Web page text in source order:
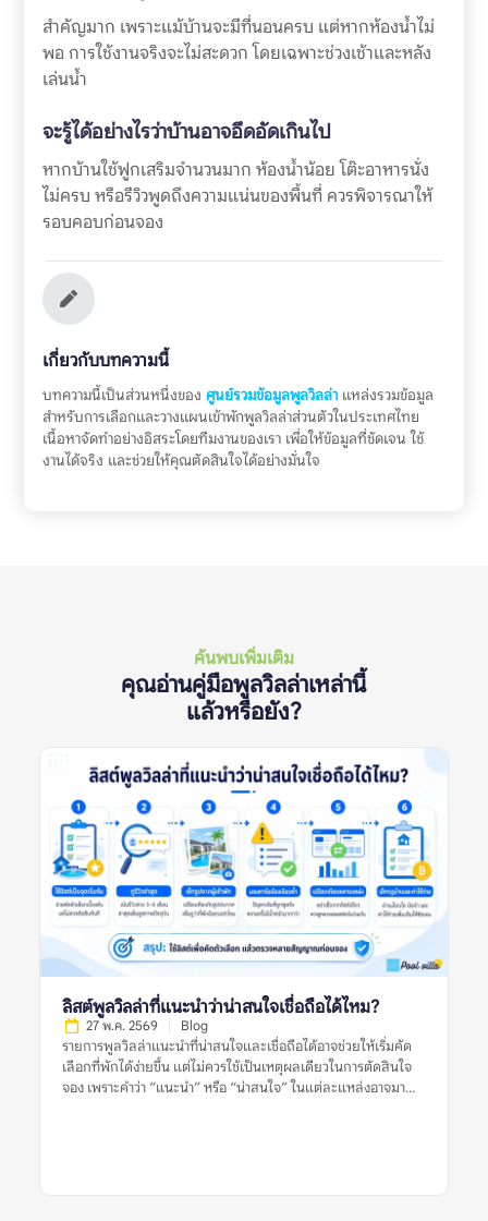
สำคัญมาก เพราะแม้บ้านจะมีที่นอนครบ แต่หากห้องน้ำไม่
พอ การใช้งานจริงจะไม่สะดวก โดยเฉพาะช่วงเช้าและหลัง
เล่นน้ำ
จะรู้ได้อย่างไรว่าบ้านอาจอึดอัดเกินไป
หากบ้านใช้ฟูกเสริมจำนวนมาก ห้องน้ำน้อย โต๊ะอาหารนั่ง
ไม่ครบ หรือรีวิวพูดถึงความแน่นของพื้นที่ ควรพิจารณาให้
รอบคอบก่อนจอง
เกี่ยวกับบทความนี้
บทความนี้เป็นส่วนหนึ่งของ ศูนย์รวมข้อมูลพูลวิลล่าแหล่งรวมข้อมูล
สำหรับการเลือกและวางแผนเข้าพักพูลวิลล่าส่วนตัวในประเทศไทย
เนื้อหาจัดทำอย่างอิสระโดยทีมงานของเรา เพื่อให้ข้อมูลที่ชัดเจน ใช้
งานได้จริง และช่วยให้คุณตัดสินใจได้อย่างมั่นใจ
ค้นพบเพิ่มเติม
คุณอ่านคู่มือพูลวิลล่าเหล่านี้
แล้วหรือยัง?
ลิสต์พูลวิลล่าที่แนะนำว่าน่าสนใจเชื่อถือได้ไหม?
27 พ.ค. 2569 Blog
รายการพูลวิลล่าแนะนำที่น่าสนใจและเชื่อถือได้อาจช่วยให้เริ่มคัด
เลือกที่พักได้ง่ายขึ้น แต่ไม่ควรใช้เป็นเหตุผลเดียวในการตัดสินใจ
จอง เพราะคำว่า “แนะนำ” หรือ “น่าสนใจ” ในแต่ละแหล่งอาจมา
จากผู้เข้าพัก ข้อร้องเรียนซ้ำ กฎบ้าน ค่าใช้จ่ายเพิ่มเติม และข้อมูล